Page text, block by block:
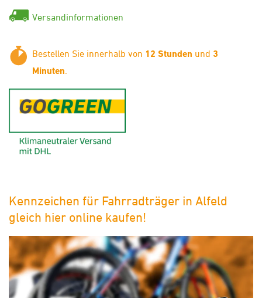
Versandinformationen
Bestellen Sie innerhalb von 12 Stunden und 3
Minuten
Kennzeichen für Fahrradträger in Alfeld
gleich hier online kaufen!